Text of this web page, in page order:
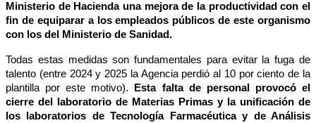
Ministerio de Hacienda una mejora de la productividad con el
fin de equiparar a los empleados públicos de este organismo
con los del Ministerio de Sanidad.
Todas estas medidas son fundamentales para evitar la fuga de
talento (entre 2024 y 2025 la Agencia perdió al 10 por ciento de la
plantilla por este motivo). Esta falta de personal provocó el
cierre del laboratorio de Materias Primas y la unificación de
los laboratorios de Tecnología Farmacéutica y de Análisis